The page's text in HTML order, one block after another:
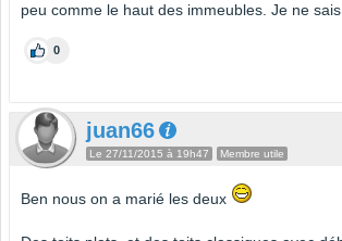
peu comme le haut des immeubles. Je ne
0
juan66
Le 27/11/2015 à 19h47 Membre utile
Ben nous on a marié les deux